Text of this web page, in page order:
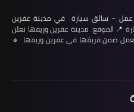
– سائق سيارة في مدينة عفرين
📍 الموقع: مدينة عفرين وريفها تعلن
ضمن فريقها في عفرين وريفها. 🔹